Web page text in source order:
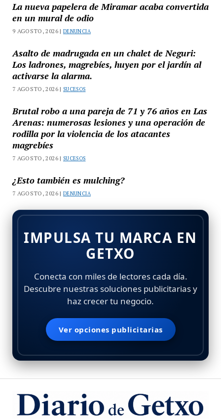
La nueva papelera de Miramar acaba convertida
en un mural de odio
9 AGOSTO, 2026 |DENUNCIA
Asalto de madrugada en un chalet de Neguri:
Los ladrones, magrebíes, huyen por el jardín al
activarse la alarma.
7 AGOSTO, 2026 | SUCESOS
Brutal robo a una pareja de 71 y 76 años en Las
Arenas: numerosas lesiones y una operación de
rodilla por la violencia de los atacantes
magrebíes
7 AGOSTO, 2026 | SUCESOS
¿Esto también es mulching?
7 AGOSTO, 2026 |DENUNCIA
IMPULSA TU MARCA EN
GETXO
Conecta con miles de lectores cada día.
Descubre nuestras soluciones publicitarias y
haz crecer tu negocio.
Ver opciones publicitarias